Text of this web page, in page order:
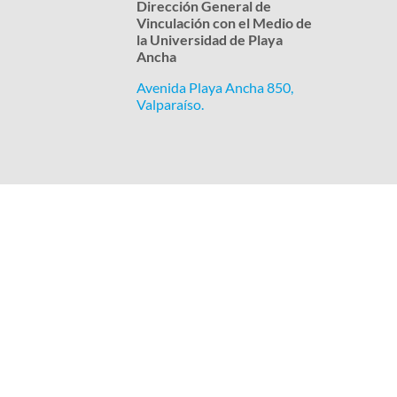
Dirección General de
Vinculación con el Medio de
la Universidad de Playa
Ancha
Avenida Playa Ancha 850,
Valparaíso.